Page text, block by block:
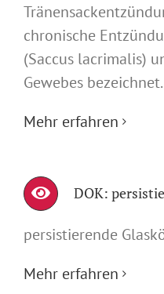
chronische
(Saccus lacrimalis)
Gewebes bezeichnet.
Mehr erfahren
DOK:
persistierende
Mehr erfahren